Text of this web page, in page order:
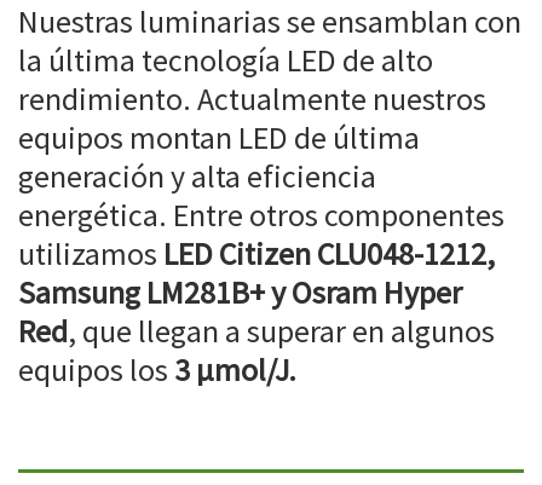
Nuestras luminarias se ensamblan con
la última tecnología LED de alto
rendimiento. Actualmente nuestros
equipos montan LED de última
generación y alta eficiencia
energética. Entre otros componentes
utilizamos LED Citizen CLU048-1212,
Samsung LM281B+ y Osram Hyper
Red, que llegan a superar en algunos
equipos los 3 µmol/J.